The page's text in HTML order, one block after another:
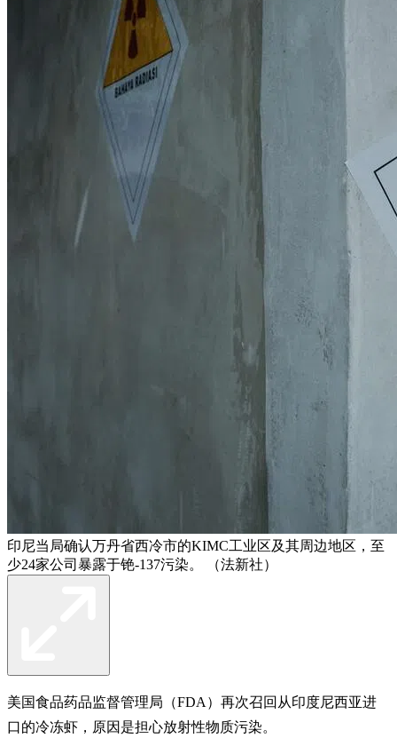
印尼当局确认万丹省西冷市的KIMC工业区及其周边地区，至
少24家公司暴露于铯-137污染。 （法新社）
美国食品药品监督管理局（FDA）再次召回从印度尼西亚进
口的冷冻虾，原因是担心放射性物质污染。